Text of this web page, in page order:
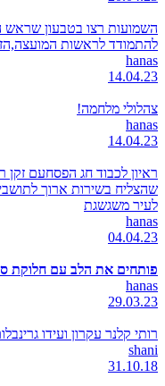
השמועות רצו בטבעון שראש
להתמודד לראשות
hanas
14.04.23
צהלולי מלחמה!
hanas
14.04.23
ראיון לכבוד חג הפסחעם זקן
שהצליח בשירות ארוך
לעיר משגשגת
hanas
04.04.23
פותחים את הלב עם חלוקת
hanas
29.03.23
רותי קלנר עקרון ועידו
shani
31.10.18